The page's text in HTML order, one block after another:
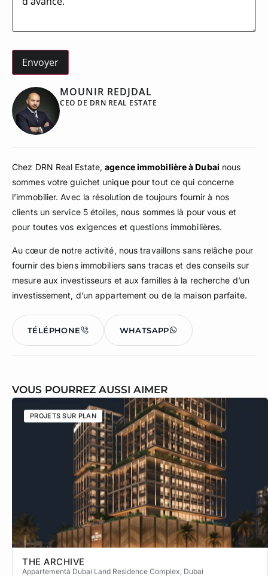
MOUNIR REDJDAL
CEO DE DRN REAL ESTATE
Chez DRN Real Estate,agence immobilière à Dubai nous
sommes votre guichet unique pour tout ce qui concerne
l’immobilier. Avec la résolution de toujours fournir à nos
clients un service 5 étoiles, nous sommes là pour vous et
pour toutes vos exigences et questions immobilières.
Au cœur de notre activité, nous travaillons sans relâche pour
fournir des biens immobiliers sans tracas et des conseils sur
mesure aux investisseurs et aux familles à la recherche d’un
investissement, d’un appartement ou de la maison parfaite.
TÉLÉPHONE WHATSAPP
VOUS POURREZ AUSSI AIMER
PROJETS SUR PLAN
THE ARCHIVE
Appartementà Dubai Land Residence Complex , Dubai